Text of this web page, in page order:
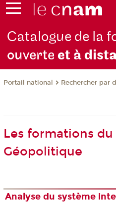
Catalogue de la
ouverteet à dist
Portail national Rechercher par
Les formations
Géopolitique
Analyse du système